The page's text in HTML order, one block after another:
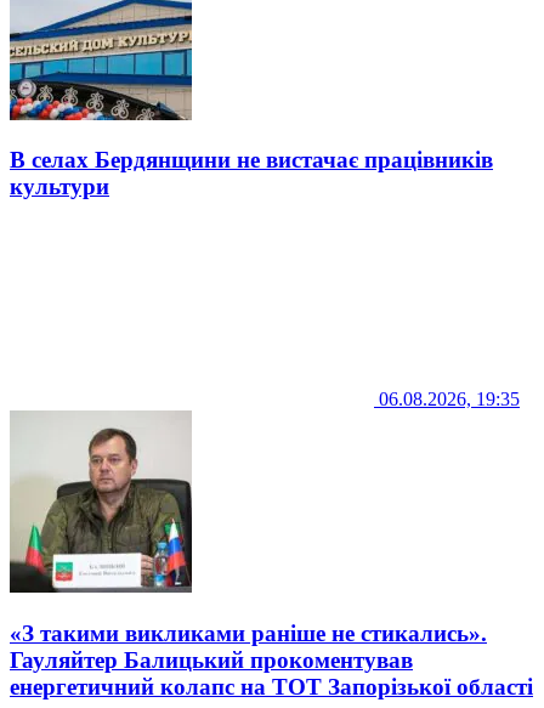
В селах Бердянщини не вистачає працівників
культури
06.08.2026, 19:35
«З такими викликами раніше не стикались».
Гауляйтер Балицький прокоментував
енергетичний колапс на ТОТ Запорізької області